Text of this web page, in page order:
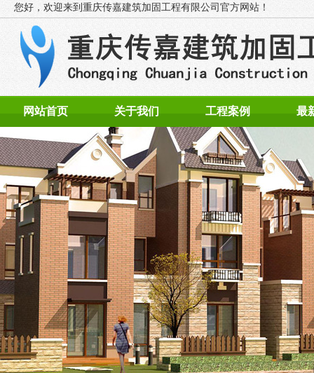
您好，欢迎来到重庆传嘉建筑加固工程有限公司官方网站！
网站首页 关于我们 工程案例 最